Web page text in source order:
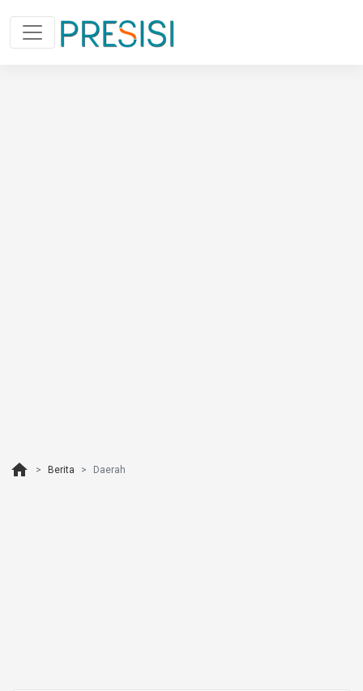
home Berita Daerah